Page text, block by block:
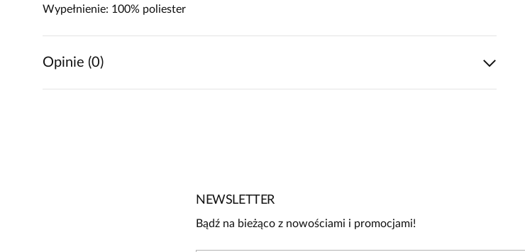
Wypełnienie: 100% poliester
Opinie (0)
NEWSLETTER
Bądź na bieżąco z nowościami i promocjami!